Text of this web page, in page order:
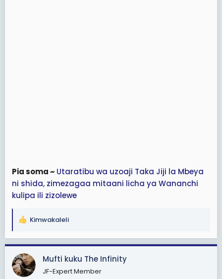
Pia soma ~ Utaratibu wa uzoaji Taka Jiji la Mbeya
ni shida, zimezagaa mitaani licha ya Wananchi
kulipa ili zizolewe
R
a
c
t
i
Kimwakaleli
Mufti kuku The Infinity
JF-Expert Member